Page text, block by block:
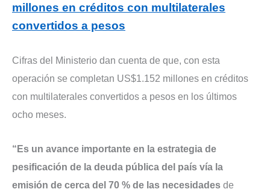
millones en créditos con multilaterales
convertidos a pesos
Cifras del Ministerio dan cuenta de que, con esta
operación se completan US$1.152 millones en créditos
con multilaterales convertidos a pesos en los últimos
ocho meses.
“Es un avance importante en la estrategia de
pesificación de la deuda pública del país vía la
emisión de cerca del 70 % de las necesidades de